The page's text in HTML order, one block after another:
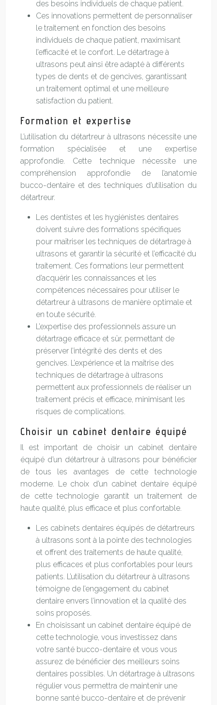
des besoins individuels de chaque patient.
Ces innovations permettent de personnaliser
le traitement en fonction des besoins
individuels de chaque patient, maximisant
l’efficacité et le confort. Le détartrage à
ultrasons peut ainsi être adapté à différents
types de dents et de gencives, garantissant
un traitement optimal et une meilleure
satisfaction du patient.
Formation et expertise
L’utilisation du détartreur à ultrasons nécessite une
formation spécialisée et une expertise
approfondie. Cette technique nécessite une
compréhension approfondie de l’anatomie
bucco-dentaire et des techniques d’utilisation du
détartreur.
Les dentistes et les hygiénistes dentaires
doivent suivre des formations spécifiques
pour maîtriser les techniques de détartrage à
ultrasons et garantir la sécurité et l’efficacité du
traitement. Ces formations leur permettent
d’acquérir les connaissances et les
compétences nécessaires pour utiliser le
détartreur à ultrasons de manière optimale et
en toute sécurité.
L’expertise des professionnels assure un
détartrage efficace et sûr, permettant de
préserver l’intégrité des dents et des
gencives. L’expérience et la maîtrise des
techniques de détartrage à ultrasons
permettent aux professionnels de réaliser un
traitement précis et efficace, minimisant les
risques de complications.
Choisir un cabinet dentaire équipé
Il est important de choisir un cabinet dentaire
équipé d’un détartreur à ultrasons pour bénéficier
de tous les avantages de cette technologie
moderne. Le choix d’un cabinet dentaire équipé
de cette technologie garantit un traitement de
haute qualité, plus efficace et plus confortable.
Les cabinets dentaires équipés de détartreurs
à ultrasons sont à la pointe des technologies
et offrent des traitements de haute qualité,
plus efficaces et plus confortables pour leurs
patients. L’utilisation du détartreur à ultrasons
témoigne de l’engagement du cabinet
dentaire envers l’innovation et la qualité des
soins proposés.
En choisissant un cabinet dentaire équipé de
cette technologie, vous investissez dans
votre santé bucco-dentaire et vous vous
assurez de bénéficier des meilleurs soins
dentaires possibles. Un détartrage à ultrasons
régulier vous permettra de maintenir une
bonne santé bucco-dentaire et de prévenir